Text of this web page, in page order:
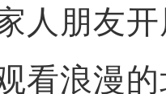
人朋友
看浪漫